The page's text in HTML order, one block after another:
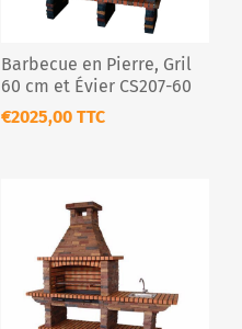
Barbecue en Pierre, Gril
60 cm et Évier CS207-60
€2025,00 TTC